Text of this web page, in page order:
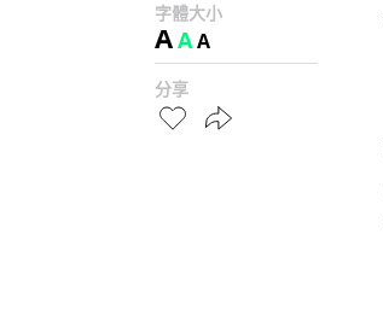
字體大小
AAA
分享